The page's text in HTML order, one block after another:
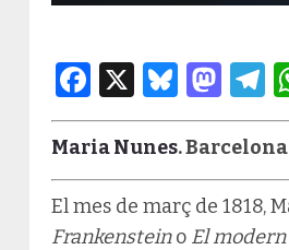
Facebook
X
Maria Nunes.
El mes de març de 1818,
Frankensteino El